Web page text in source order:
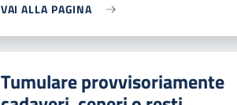
VAI ALLA PAGINA
Tumulare provvisoriamente